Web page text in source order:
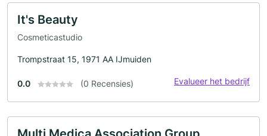
It's Beauty
Cosmeticastudio
Trompstraat 15, 1971 AA IJmuiden
0.0 (0 Recensies) Evalueer het bedrijf